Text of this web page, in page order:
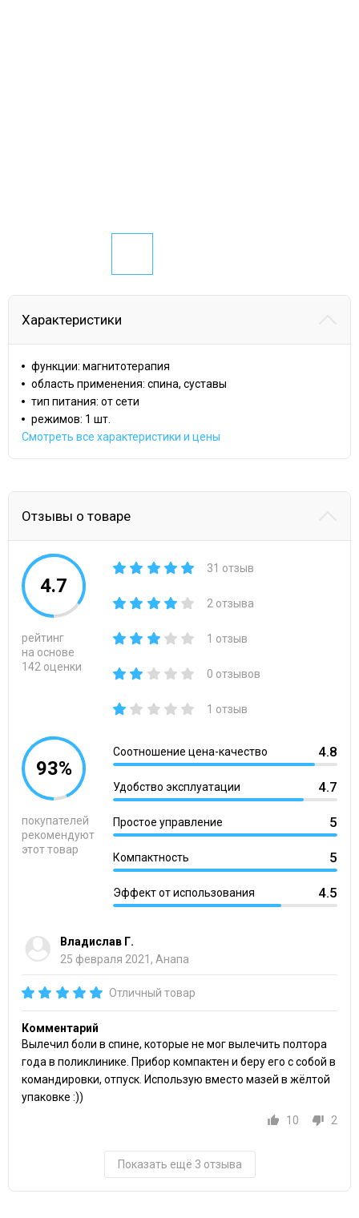
Характеристики
функции: магнитотерапия
область применения: спина, суставы
тип питания: от сети
режимов: 1 шт.
Смотреть все характеристики и цены
Отзывы о товаре
4.7
рейтинг
на основе
142 оценки
31 отзыв
2 отзыва
1 отзыв
0 отзывов
1 отзыв
93%
покупателей
рекомендуют
этот товар
Соотношение цена-качество 4.8
Удобство эксплуатации 4.7
Простое управление 5
Компактность 5
Эффект от использования 4.5
Владислав Г.
25 февраля 2021, Анапа
Отличный товар
Комментарий
Вылечил боли в спине, которые не мог вылечить полтора
года в поликлинике. Прибор компактен и беру его с собой в
командировки, отпуск. Использую вместо мазей в жёлтой
упаковке :))
10
2
Показать ещё 3 отзыва